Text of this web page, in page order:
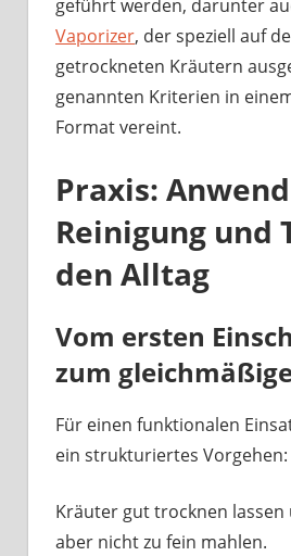
geführt werden, darunter
Vaporizer, der speziell auf
getrockneten Kräutern
genannten Kriterien in
Format vereint.
Praxis:
Reinigung und
den Alltag
Vom ersten
zum
Für einen funktionalen
ein strukturiertes Vorgehen:
Kräuter gut trocknen lassen
aber nicht zu fein mahlen.